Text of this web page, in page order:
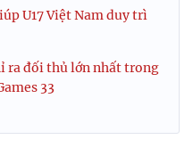
U17 Việt Nam duy trì
ra đối thủ lớn nhất trong
33